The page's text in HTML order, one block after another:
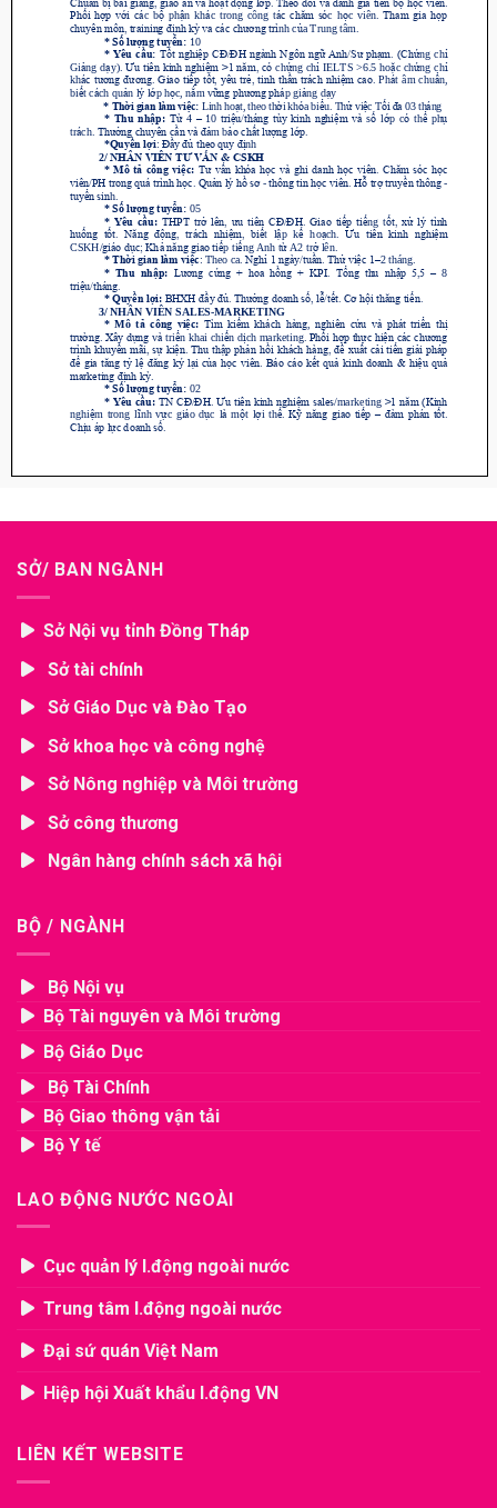
SỞ/ BAN NGÀNH
Sở Nội vụ tỉnh Đồng Tháp
Sở tài chính
Sở Giáo Dục và Đào Tạo
Sở khoa học và công nghệ
Sở Nông nghiệp và Môi trường
Sở công thương
Ngân hàng chính sách xã hội
BỘ / NGÀNH
Bộ Nội vụ
Bộ Tài nguyên và Môi trường
Bộ Giáo Dục
Bộ Tài Chính
Bộ Giao thông vận tải
Bộ Y tế
LAO ĐỘNG NƯỚC NGOÀI
Cục quản lý l.động ngoài nước
Trung tâm l.động ngoài nước
Đại sứ quán Việt Nam
Hiệp hội Xuất khẩu l.động VN
LIÊN KẾT WEBSITE